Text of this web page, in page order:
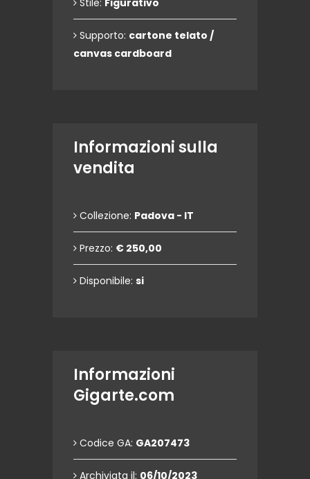
Stile: Figurativo
Supporto: cartone telato /
canvas cardboard
Informazioni sulla
vendita
Collezione: Padova - IT
Prezzo: € 250,00
Disponibile: si
Informazioni
Gigarte.com
Codice GA: GA207473
Archiviata il: 06/10/2023